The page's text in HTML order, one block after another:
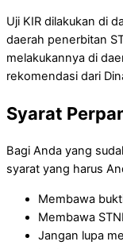
Uji KIR dilakukan di
daerah penerbitan
melakukannya di
rekomendasi dari
Syarat
Bagi Anda yang
syarat yang harus
Membawa
Membawa
Jangan lupa